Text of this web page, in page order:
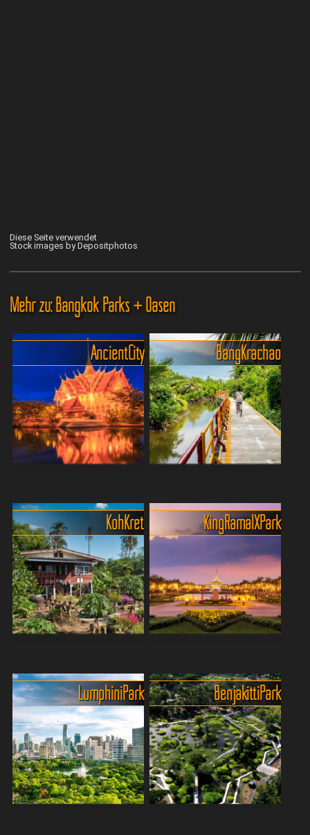
Diese Seite verwendet
Stock images by Depositphotos
Mehr zu: Bangkok Parks + Oasen
Mueang Boran – auch
bekannt als Ancient City –
ist einer dieser Orte, an
denen man Bangkok für ein
paar Stunden komplett
vergisst. Plötzlich stehst
du...
Ancient City
Bangkok kann laut, wild und
chaotisch – aber wer
glaubt, die Metropole hätte
keine grüne Seele, war noch
nie auf Bang Krachao. Diese
Insel im Fluss Ch...
Bang Krachao
Entdecke Koh Kret, eine
versteckte Inseloase mitten
in Nothaburi, nur einen
Steinwurf von Bangkok
entfernt. Dieses kleine
Flussparadies, bekannt für
s...
Koh Kret
Der King Rama IX Park in
Bangkok ist eine grüne Oase
und ein perfekter
Rückzugsort vom
hektischen Stadtleben. Die
weitläufige Parkanlage
besticht durc...
King Rama IX Park
Lumphini Park Benjakitti Park